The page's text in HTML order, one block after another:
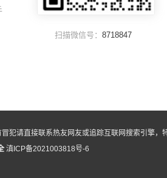
扫描微信号： 8718847
犯请直接联系热友网友或追踪互联网搜索引擎，
滇ICP备2021003818号-6